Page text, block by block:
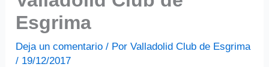
Esgrima
Deja un comentario / PorValladolid Club de Esgrima
/ 19/12/2017